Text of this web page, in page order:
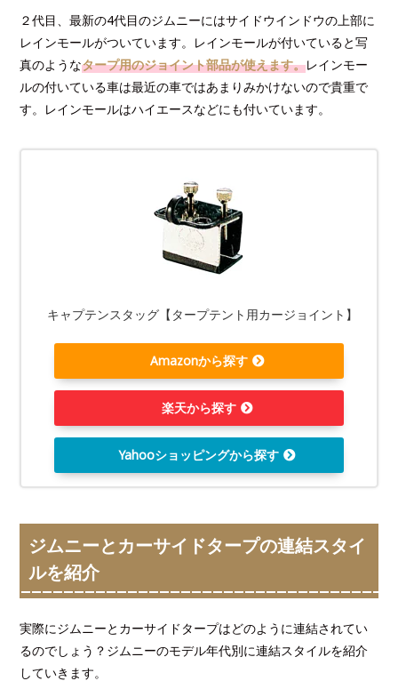
２代目、最新の4代目のジムニーにはサイドウインドウの上部に
レインモールがついています。レインモールが付いていると写
真のようなタープ用のジョイント部品が使えます。レインモー
ルの付いている車は最近の車ではあまりみかけないので貴重で
す。レインモールはハイエースなどにも付いています。
キャプテンスタッグ【タープテント用カージョイント】
Amazonから探す
楽天から探す
Yahooショッピングから探す
ジムニーとカーサイドタープの連結スタイ
ルを紹介
実際にジムニーとカーサイドタープはどのように連結されてい
るのでしょう？ジムニーのモデル年代別に連結スタイルを紹介
していきます。